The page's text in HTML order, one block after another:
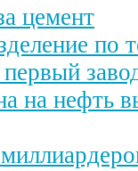
цемент
по
на нефть